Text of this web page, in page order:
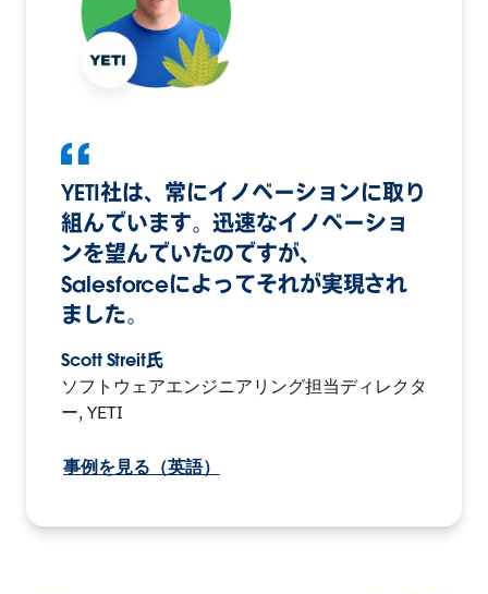
YETI社は、常にイノベーションに取り
組んでいます。迅速なイノベーショ
ンを望んでいたのですが、
Salesforceによってそれが実現され
ました。
Scott Streit氏
ソフトウェアエンジニアリング担当ディレクタ
ー, YETI
事例を見る（英語）